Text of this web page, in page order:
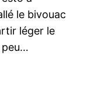
le bivouac
léger le
peu…